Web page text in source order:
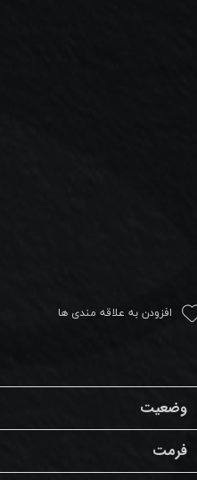
افزودن به علاقه مندی ها
وضعیت
فرمت